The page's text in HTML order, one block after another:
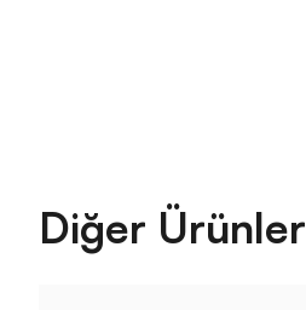
Diğer Ürünler